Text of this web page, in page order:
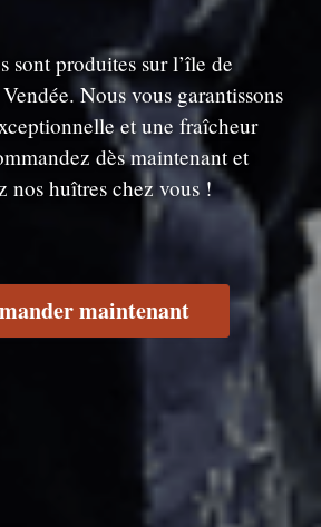
sont produites sur l’île de
Nous vous garantissons
et une fraîcheur
dès maintenant et
nos huîtres chez vous !
maintenant